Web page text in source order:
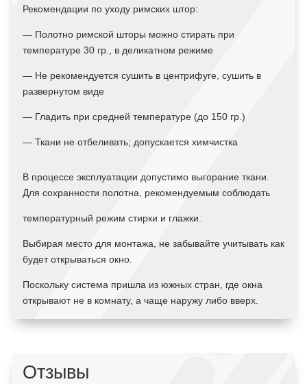
Рекомендации по уходу римских штор:
— Полотно римской шторы можно стирать при
температуре 30 гр., в деликатном режиме
— Не рекомендуется сушить в центрифуге, сушить в
развернутом виде
— Гладить при средней температуре (до 150 гр.)
— Ткани не отбеливать; допускается химчистка
В процессе эксплуатации допустимо выгорание ткани.
Для сохранности полотна, рекомендуемым соблюдать
температурный режим стирки и глажки.
Выбирая место для монтажа, не забывайте учитывать как
будет открываться окно.
Поскольку система пришла из южных стран, где окна
открывают не в комнату, а чаще наружу либо вверх.
Отзывы